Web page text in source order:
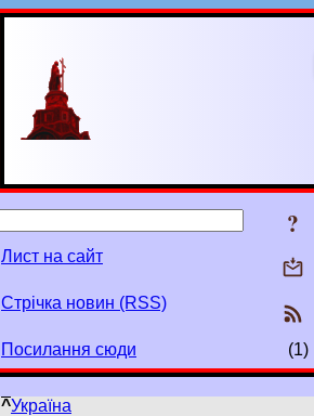
?
Лист на сайт
Стрічка новин (RSS)
Посилання сюди (1)
^Україна